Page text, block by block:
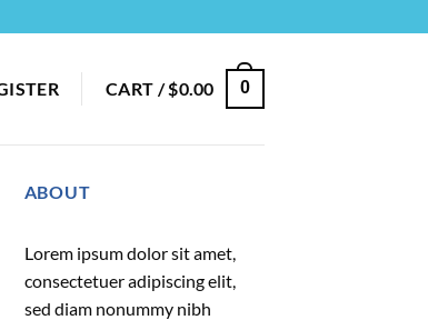
CART /$0.00 0
ABOUT
Lorem ipsum dolor sit amet,
consectetuer adipiscing elit,
sed diam nonummy nibh